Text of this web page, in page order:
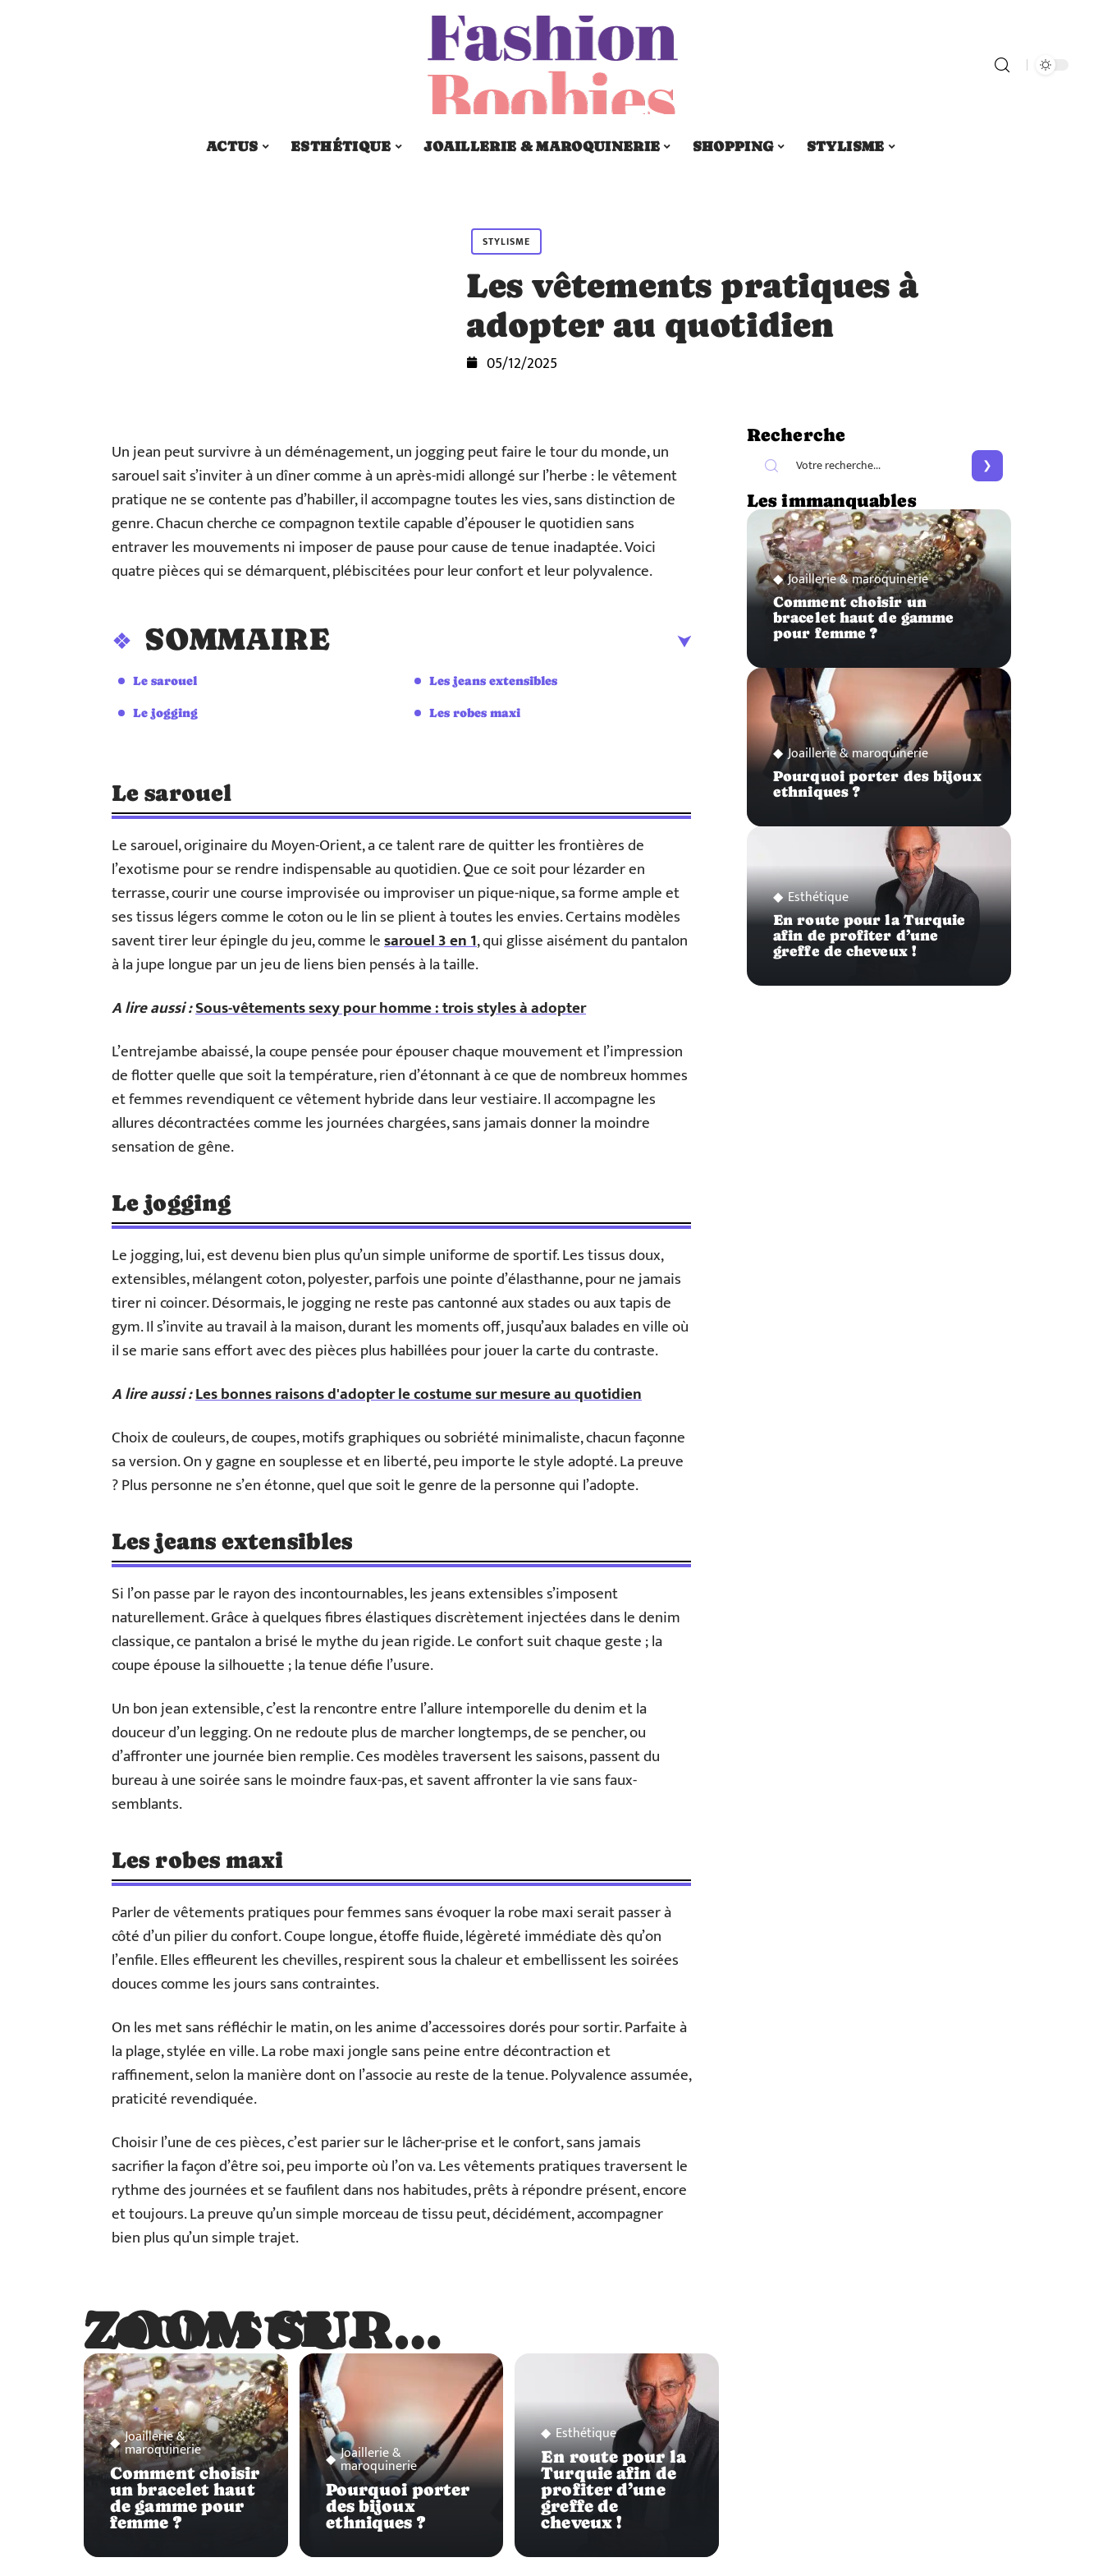
ACTUS ESTHÉTIQUE JOAILLERIE & MAROQUINERIE SHOPPING STYLISME
STYLISME
Les vêtements pratiques à
adopter au quotidien
05/12/2025
Un jean peut survivre à un déménagement, un jogging peut faire le tour du monde, un
sarouel sait s’inviter à un dîner comme à un après-midi allongé sur l’herbe : le vêtement
pratique ne se contente pas d’habiller, il accompagne toutes les vies, sans distinction de
genre. Chacun cherche ce compagnon textile capable d’épouser le quotidien sans
entraver les mouvements ni imposer de pause pour cause de tenue inadaptée. Voici
quatre pièces qui se démarquent, plébiscitées pour leur confort et leur polyvalence.
SOMMAIRE
Le sarouel
Le jogging
Les jeans extensibles
Les robes maxi
Le sarouel
Le sarouel, originaire du Moyen-Orient, a ce talent rare de quitter les frontières de
l’exotisme pour se rendre indispensable au quotidien. Que ce soit pour lézarder en
terrasse, courir une course improvisée ou improviser un pique-nique, sa forme ample et
ses tissus légers comme le coton ou le lin se plient à toutes les envies. Certains modèles
savent tirer leur épingle du jeu, comme lesarouel 3 en 1, qui glisse aisément du pantalon
à la jupe longue par un jeu de liens bien pensés à la taille.
A lire aussi :Sous-vêtements sexy pour homme : trois styles à adopter
L’entrejambe abaissé, la coupe pensée pour épouser chaque mouvement et l’impression
de flotter quelle que soit la température, rien d’étonnant à ce que de nombreux hommes
et femmes revendiquent ce vêtement hybride dans leur vestiaire. Il accompagne les
allures décontractées comme les journées chargées, sans jamais donner la moindre
sensation de gêne.
Le jogging
Le jogging, lui, est devenu bien plus qu’un simple uniforme de sportif. Les tissus doux,
extensibles, mélangent coton, polyester, parfois une pointe d’élasthanne, pour ne jamais
tirer ni coincer. Désormais, le jogging ne reste pas cantonné aux stades ou aux tapis de
gym. Il s’invite au travail à la maison, durant les moments off, jusqu’aux balades en ville où
il se marie sans effort avec des pièces plus habillées pour jouer la carte du contraste.
A lire aussi :Les bonnes raisons d'adopter le costume sur mesure au quotidien
Choix de couleurs, de coupes, motifs graphiques ou sobriété minimaliste, chacun façonne
sa version. On y gagne en souplesse et en liberté, peu importe le style adopté. La preuve
? Plus personne ne s’en étonne, quel que soit le genre de la personne qui l’adopte.
Les jeans extensibles
Si l’on passe par le rayon des incontournables, les jeans extensibles s’imposent
naturellement. Grâce à quelques fibres élastiques discrètement injectées dans le denim
classique, ce pantalon a brisé le mythe du jean rigide. Le confort suit chaque geste ; la
coupe épouse la silhouette ; la tenue défie l’usure.
Un bon jean extensible, c’est la rencontre entre l’allure intemporelle du denim et la
douceur d’un legging. On ne redoute plus de marcher longtemps, de se pencher, ou
d’affronter une journée bien remplie. Ces modèles traversent les saisons, passent du
bureau à une soirée sans le moindre faux-pas, et savent affronter la vie sans faux-
semblants.
Les robes maxi
Parler de vêtements pratiques pour femmes sans évoquer la robe maxi serait passer à
côté d’un pilier du confort. Coupe longue, étoffe fluide, légèreté immédiate dès qu’on
l’enfile. Elles effleurent les chevilles, respirent sous la chaleur et embellissent les soirées
douces comme les jours sans contraintes.
On les met sans réfléchir le matin, on les anime d’accessoires dorés pour sortir. Parfaite à
la plage, stylée en ville. La robe maxi jongle sans peine entre décontraction et
raffinement, selon la manière dont on l’associe au reste de la tenue. Polyvalence assumée,
praticité revendiquée.
Choisir l’une de ces pièces, c’est parier sur le lâcher-prise et le confort, sans jamais
sacrifier la façon d’être soi, peu importe où l’on va. Les vêtements pratiques traversent le
rythme des journées et se faufilent dans nos habitudes, prêts à répondre présent, encore
et toujours. La preuve qu’un simple morceau de tissu peut, décidément, accompagner
bien plus qu’un simple trajet.
ZOOM SUR…
ZOOM SUR…
Joaillerie &
maroquinerie
Comment choisir
un bracelet haut
de gamme pour
femme ?
Joaillerie &
maroquinerie
Pourquoi porter
des bijoux
ethniques ?
Esthétique
En route pour la
Turquie afin de
profiter d’une
greffe de
cheveux !
Recherche
Les immanquables
Joaillerie & maroquinerie
Comment choisir un
bracelet haut de gamme
pour femme ?
Joaillerie & maroquinerie
Pourquoi porter des bijoux
ethniques ?
Esthétique
En route pour la Turquie
afin de profiter d’une
greffe de cheveux !